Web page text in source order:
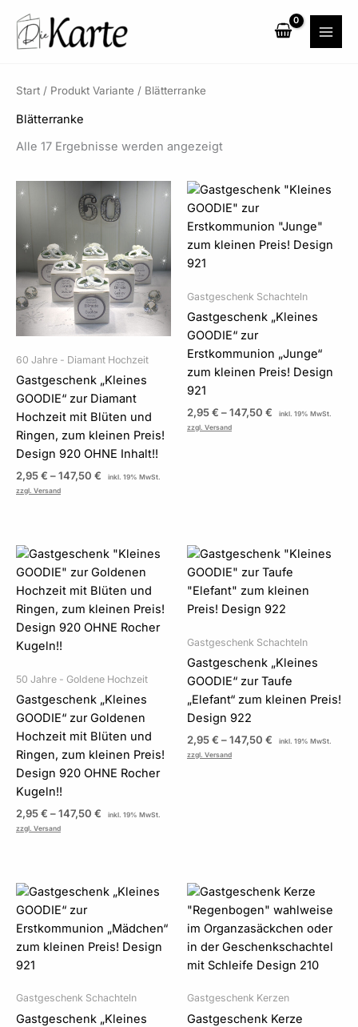
Inhalt
springen
Start / Produkt Variante / Blätterranke
Blätterranke
Alle 17 Ergebnisse werden angezeigt
60 Jahre - Diamant Hochzeit
Gastgeschenk „Kleines
GOODIE“ zur Diamant
Hochzeit mit Blüten und
Ringen, zum kleinen Preis!
Design 920 OHNE Inhalt!!
2,95€ –147,50 €
Preisspanne:
2,95 €
bis
147,50 €
inkl. 19% MwSt.
zzgl. Versand
Gastgeschenk Schachteln
Gastgeschenk „Kleines
GOODIE“ zur
Erstkommunion „Junge“
zum kleinen Preis! Design
921
2,95€ –147,50 €
Preisspanne:
147,50 €
inkl. 19% MwSt.
zzgl. Versand
50 Jahre - Goldene Hochzeit
Gastgeschenk „Kleines
GOODIE“ zur Goldenen
Hochzeit mit Blüten und
Ringen, zum kleinen Preis!
Design 920 OHNE Rocher
Kugeln!!
2,95€ –147,50 €
Preisspanne:
bis
147,50 €
inkl. 19% MwSt.
zzgl. Versand
Gastgeschenk Schachteln
Gastgeschenk „Kleines
GOODIE“ zur Taufe
„Elefant“ zum kleinen Preis!
Design 922
2,95€ –147,50 €
Preisspanne:
bis
147,50 €
inkl. 19% MwSt.
zzgl. Versand
Gastgeschenk Schachteln
Gastgeschenk „Kleines
Preisspanne:
2,95 €
147,50 €
Gastgeschenk Kerzen
Gastgeschenk Kerze
Preisspanne:
bis
170,00 €